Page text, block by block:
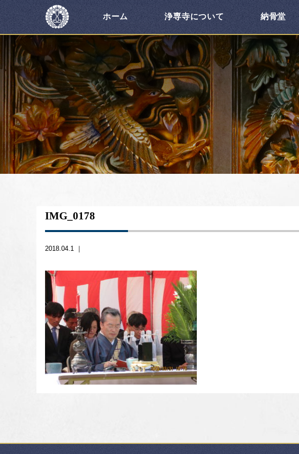
ホーム 浄専寺について 納骨堂
IMG_0178
2018.04.1 ｜